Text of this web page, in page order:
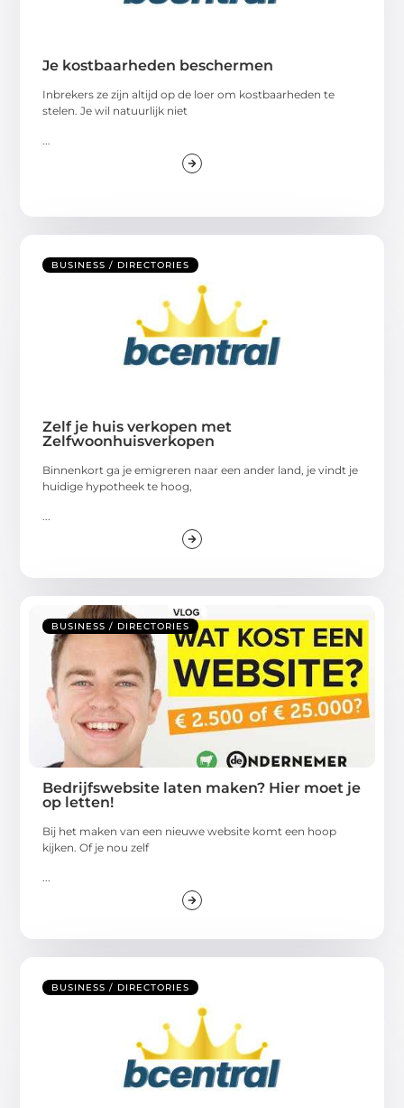
Je kostbaarheden beschermen
Inbrekers ze zijn altijd op de loer om kostbaarheden te
stelen. Je wil natuurlijk niet
BUSINESS / DIRECTORIES
Zelf je huis verkopen met
Zelfwoonhuisverkopen
Binnenkort ga je emigreren naar een ander land, je vindt je
huidige hypotheek te hoog,
BUSINESS / DIRECTORIES
Bedrijfswebsite laten maken? Hier moet je
op letten!
Bij het maken van een nieuwe website komt een hoop
kijken. Of je nou zelf
BUSINESS / DIRECTORIES